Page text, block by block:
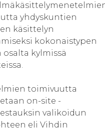
yhdyskuntien
käsittelyn
kokonaistypen
kylmissä
toimivuutta
on-site -
valikoidun
eli Vihdin